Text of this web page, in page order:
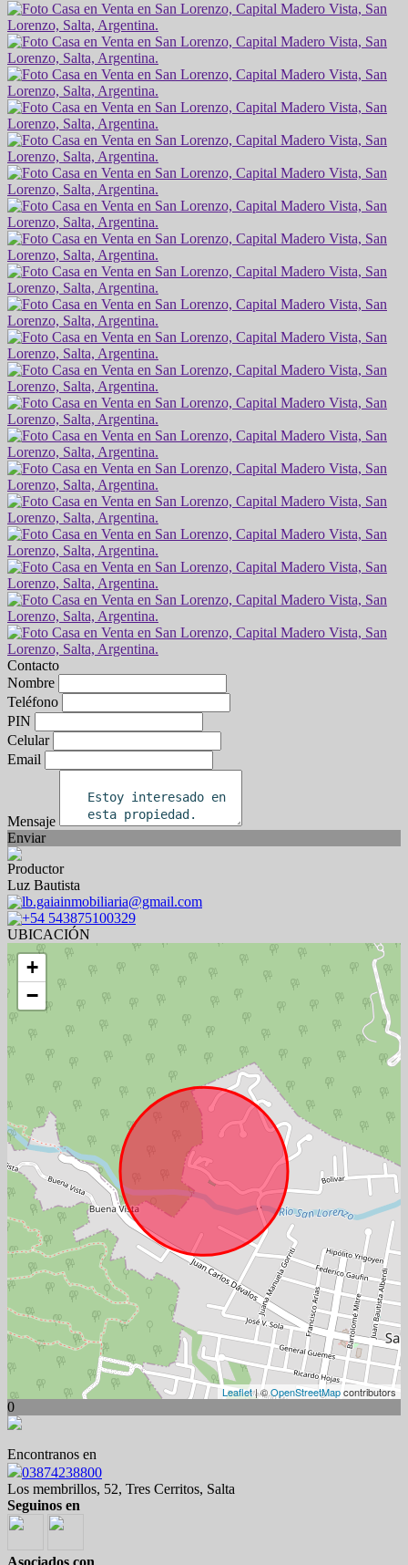
Contacto
Nombre
Teléfono
PIN
Celular
Email
Mensaje
Enviar
Productor
Luz Bautista
lb.gaiainmobiliaria@gmail.com
+54 543875100329
UBICACIÓN
+
−
Leaflet| ©OpenStreetMapcontributors
0
Encontranos en
03874238800
Los membrillos, 52, Tres Cerritos, Salta
Seguinos en
Asociados con